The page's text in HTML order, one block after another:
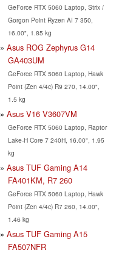
GeForce RTX 5060 Laptop, Strix /
Gorgon Point Ryzen AI 7 350,
16.00", 1.85 kg
Asus ROG Zephyrus G14
GA403UM
GeForce RTX 5060 Laptop, Hawk
Point (Zen 4/4c) R9 270, 14.00",
1.5 kg
Asus V16 V3607VM
GeForce RTX 5060 Laptop, Raptor
Lake-H Core 7 240H, 16.00", 1.95
kg
Asus TUF Gaming A14
FA401KM, R7 260
GeForce RTX 5060 Laptop, Hawk
Point (Zen 4/4c) R7 260, 14.00",
1.46 kg
Asus TUF Gaming A15
FA507NFR